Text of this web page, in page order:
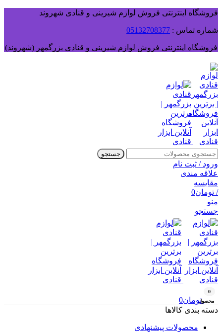
فروشگاه اینترنتی فروش لوازم شیرینی و قنادی شهروند
شماره تماس : 05132708377
فروشگاه اینترنتی فروش لوازم شیرینی و قنادی بزرگمهر (شهروند)
جستجو
ورود / ثبت نام
علاقه مندی
مقایسه
/ تومان0
منو
جستجو
0
محصولتومان0
دسته بندی کالاها
محصولات پیشنهادی